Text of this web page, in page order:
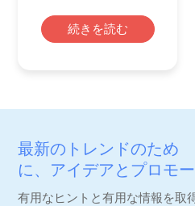
続きを読む
最新のトレンドのため
に、アイデアとプロモー
ション。
有用なヒントと有用な情報を取